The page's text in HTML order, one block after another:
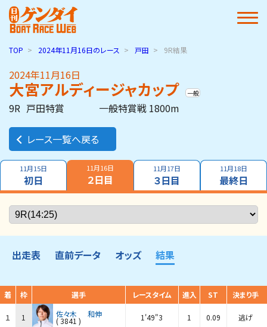
TOP 2024年11月16日のレース 戸田 9R結果
2024年11月16日
大宮アルディージャカップ 一般
9R 戸田特賞 一般特賞戦 1800m
レース一覧へ戻る
11月15日
初日
11月16日
２日目
11月17日
３日目
11月18日
最終日
出走表 直前データ オッズ 結果
着 枠 選手 レースタイム 進入 ST 決まり手
１ 1 佐々木 和伸
(3841 ) 1'49"3 1 0.09 逃げ